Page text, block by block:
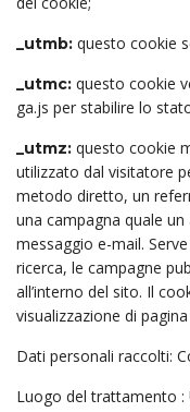
_utmb: questo cookie
_utmc: questo cookie
ga.js per stabilire lo
_utmz: questo cookie
utilizzato dal visitatore
metodo diretto, un
una campagna quale
messaggio e-mail.
ricerca, le campagne
all’interno del sito. Il
visualizzazione di
Dati personali raccolti:
Luogo del trattamento :